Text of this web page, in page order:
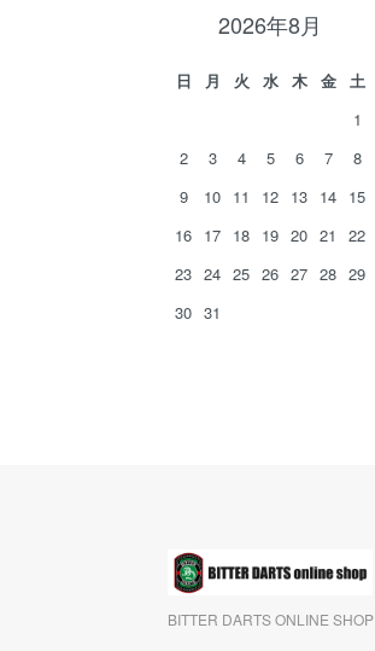
2026年8月
日 月 火 水 木 金
土
1
2
3 4 5 6 7
8
9
10 11 12 13 14 15
16 17 18 19 20 21
22
23 24 25 26 27 28 29
30 31
BITTER DARTS ONLINE SHOP